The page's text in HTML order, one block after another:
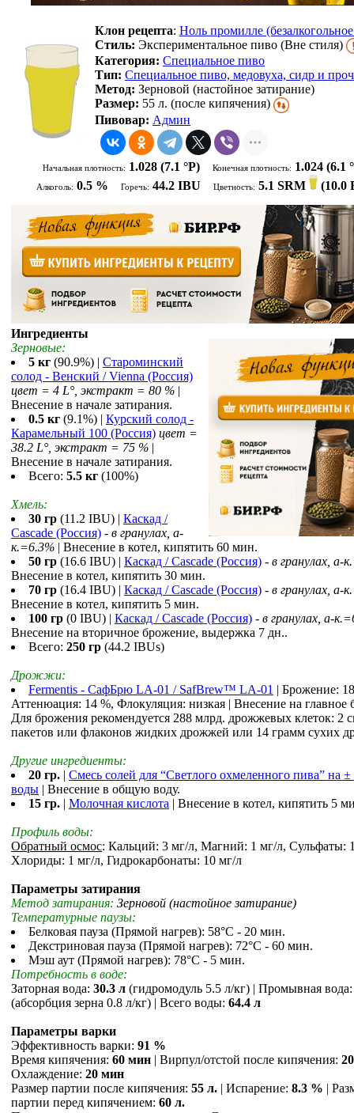
Клон рецепта: Ноль промилле
Стиль: Экспериментальное пиво (Вне стиля)
Категория: Специальное пиво
Тип: Специальное пиво, медовуха, сидр и
Метод: Зерновой (настойное затирание)
Размер: 55 л. (после кипячения)
Пивовар: Админ
Начальная плотность: 1.028 (7.1 °P) Конечная плотность: 1.024 (6.1
Алкоголь: 0.5 % Горечь: 44.2 IBU Цветность: 5.1 SRM (10.0
Ингредиенты
Зерновые:
5 кг (90.9%) | Староминский
солод - Венский / Vienna (Россия)
цвет = 4 L°, экстракт = 80 % |
Внесение в начале затирания.
0.5 кг (9.1%) | Курский солод -
Карамельный 100 (Россия) цвет =
38.2 L°, экстракт = 75 % |
Внесение в начале затирания.
Всего: 5.5 кг (100%)
Хмель:
30 гр (11.2 IBU) | Каскад /
Cascade (Россия) - в гранулах, a-
к.=6.3% | Внесение в котел, кипятить 60 мин.
50 гр (16.6 IBU) | Каскад / Cascade (Россия) - в гранулах, a-
Внесение в котел, кипятить 30 мин.
70 гр (16.4 IBU) | Каскад / Cascade (Россия) - в гранулах, a-
Внесение в котел, кипятить 5 мин.
100 гр (0 IBU) | Каскад / Cascade (Россия) - в гранулах, a-
Внесение на вторичное брожение, выдержка 7 дн..
Всего: 250 гр (44.2 IBUs)
Дрожжи:
Fermentis - СафБрю LA-01 / SafBrew™ LA-01 | Брожение:
Аттенюация: 14 %, Флокуляция: низкая | Внесение на главное
Для брожения рекомендуется 288 млрд. дрожжевых клеток: 2
пакетов или флаконов жидких дрожжей или 14 грамм сухих
Другие ингредиенты:
20 гр. | Смесь солей для “Светлого охмеленного пива” на ±
воды | Внесение в общую воду.
15 гр. | Молочная кислота | Внесение в котел, кипятить 5
Профиль воды:
Обратный осмос: Кальций: 3 мг/л, Магний: 1 мг/л, Сульфаты:
Хлориды: 1 мг/л, Гидрокарбонаты: 10 мг/л
Параметры затирания
Метод затирания: Зерновой (настойное затирание)
Температурные паузы:
Белковая пауза (Прямой нагрев): 58°С - 20 мин.
Декстриновая пауза (Прямой нагрев): 72°С - 60 мин.
Мэш аут (Прямой нагрев): 78°С - 5 мин.
Потребность в воде:
Заторная вода: 30.3 л (гидромодуль 5.5 л/кг) | Промывная
(абсорбция зерна 0.8 л/кг) | Всего воды: 64.4 л
Параметры варки
Эффективность варки: 91 %
Время кипячения: 60 мин | Вирпул/отстой после кипячения:
Охлаждение: 20 мин
Размер партии после кипячения: 55 л. | Испарение: 8.3 % |
партии перед кипячением: 60 л.